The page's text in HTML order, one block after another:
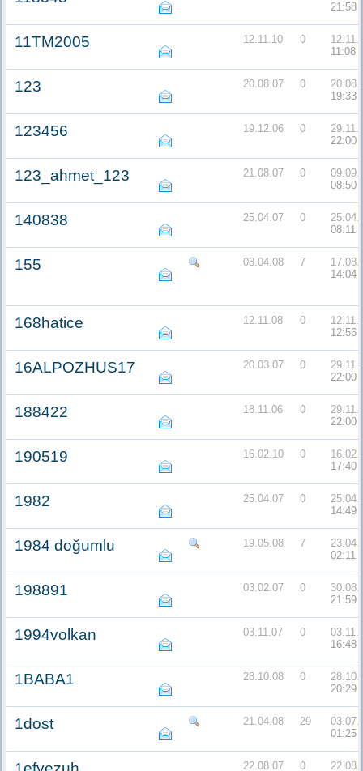
21:58
11TM2005 12.11.10 0
11:08
123 20.08.07 0
19:33
123456 19.12.06 0
22:00
123_ahmet_123 21.08.07 0
08:50
140838 25.04.07 0
08:11
155 08.04.08 7
14:04
168hatice 12.11.08 0
12:56
16ALPOZHUS17 20.03.07 0
22:00
188422 18.11.06 0
22:00
190519 16.02.10 0
17:40
1982 25.04.07 0
14:49
1984 doğumlu 19.05.08 7
02:11
198891 03.02.07 0
21:59
1994volkan 03.11.07 0
16:48
1BABA1 28.10.08 0
20:29
1dost 21.04.08 29
01:25
22.08.07 0